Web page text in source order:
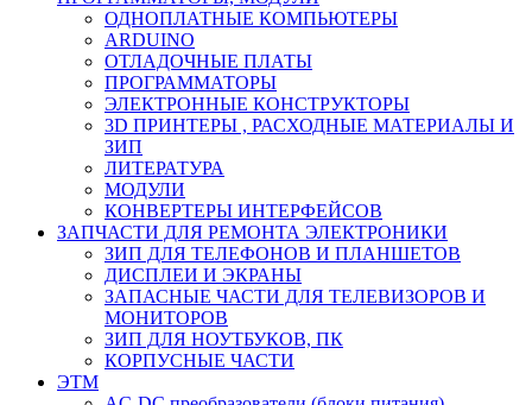
ОДНОПЛАТНЫЕ КОМПЬЮТЕРЫ
ARDUINO
ОТЛАДОЧНЫЕ ПЛАТЫ
ПРОГРАММАТОРЫ
ЭЛЕКТРОННЫЕ КОНСТРУКТОРЫ
3D ПРИНТЕРЫ , РАСХОДНЫЕ МАТЕРИАЛЫ И
ЗИП
ЛИТЕРАТУРА
МОДУЛИ
КОНВЕРТЕРЫ ИНТЕРФЕЙСОВ
ЗАПЧАСТИ ДЛЯ РЕМОНТА ЭЛЕКТРОНИКИ
ЗИП ДЛЯ ТЕЛЕФОНОВ И ПЛАНШЕТОВ
ДИСПЛЕИ И ЭКРАНЫ
ЗАПАСНЫЕ ЧАСТИ ДЛЯ ТЕЛЕВИЗОРОВ И
МОНИТОРОВ
ЗИП ДЛЯ НОУТБУКОВ, ПК
КОРПУСНЫЕ ЧАСТИ
ЭТМ